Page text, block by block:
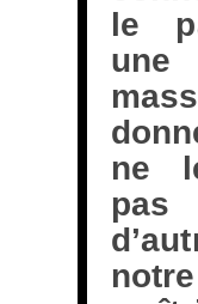
le
ne
pas